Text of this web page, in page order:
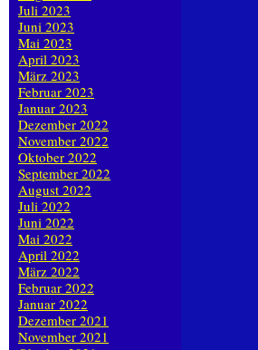
Juli 2023
Juni 2023
Mai 2023
April 2023
März 2023
Februar 2023
Januar 2023
Dezember 2022
November 2022
Oktober 2022
September 2022
August 2022
Juli 2022
Juni 2022
Mai 2022
April 2022
März 2022
Februar 2022
Januar 2022
Dezember 2021
November 2021